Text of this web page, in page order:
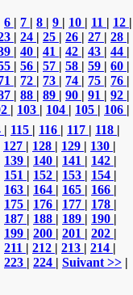
6 | 7 | 8 | 9 | 10 | 11 | 12 |
| 24 | 25 | 26 | 27 | 28 |
| 40 | 41 | 42 | 43 | 44 |
| 56 | 57 | 58 | 59 | 60 |
| 72 | 73 | 74 | 75 | 76 |
| 88 | 89 | 90 | 91 | 92 |
| 103 | 104 | 105 | 106 |
| 115 | 116 | 117 | 118 |
127 | 128 | 129 | 130 |
139 | 140 | 141 | 142 |
151 | 152 | 153 | 154 |
163 | 164 | 165 | 166 |
175 | 176 | 177 | 178 |
187 | 188 | 189 | 190 |
199 | 200 | 201 | 202 |
211 | 212 | 213 | 214 |
223 | 224 | Suivant >> |